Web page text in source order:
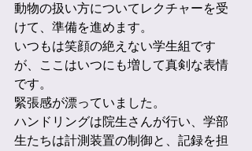
動物の扱い方についてレクチャーを受
けて、準備を進めます。
いつもは笑顔の絶えない学生組です
が、ここはいつにも増して真剣な表情
です。
緊張感が漂っていました。
ハンドリングは院生さんが行い、学部
生たちは計測装置の制御と、記録を担